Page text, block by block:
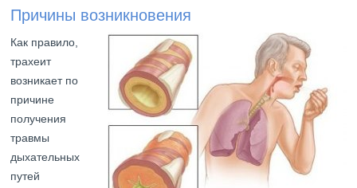
Причины возникновения
Как правило,
трахеит
возникает по
причине
получения
травмы
дыхательных
путей